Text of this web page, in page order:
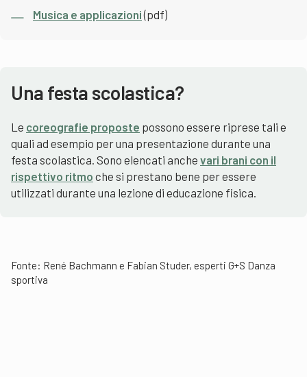
Musica e applicazioni(pdf)
Una festa scolastica?
Le coreografie proposte possono essere riprese tali e
quali ad esempio per una presentazione durante una
festa scolastica. Sono elencati anche vari brani con il
rispettivo ritmo che si prestano bene per essere
utilizzati durante una lezione di educazione fisica.
Fonte: René Bachmann e Fabian Studer, esperti G+S Danza
sportiva